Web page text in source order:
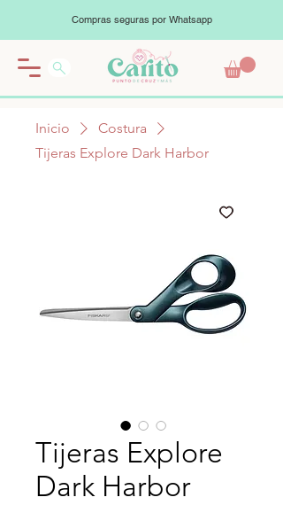
Compras seguras por Whatsapp
Inicio
Costura
Tijeras Explore Dark Harbor
Tijeras Explore
Dark Harbor